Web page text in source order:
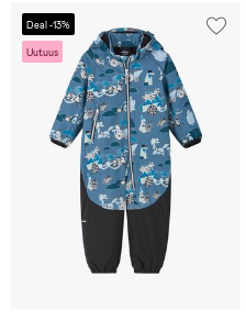
Deal -13%
Uutuus